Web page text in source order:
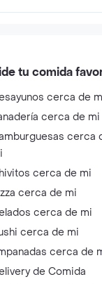
tu comida
cerca de
cerca de mi
cerca
cerca de mi
cerca de mi
cerca de mi
cerca de mi
cerca de
de Comida